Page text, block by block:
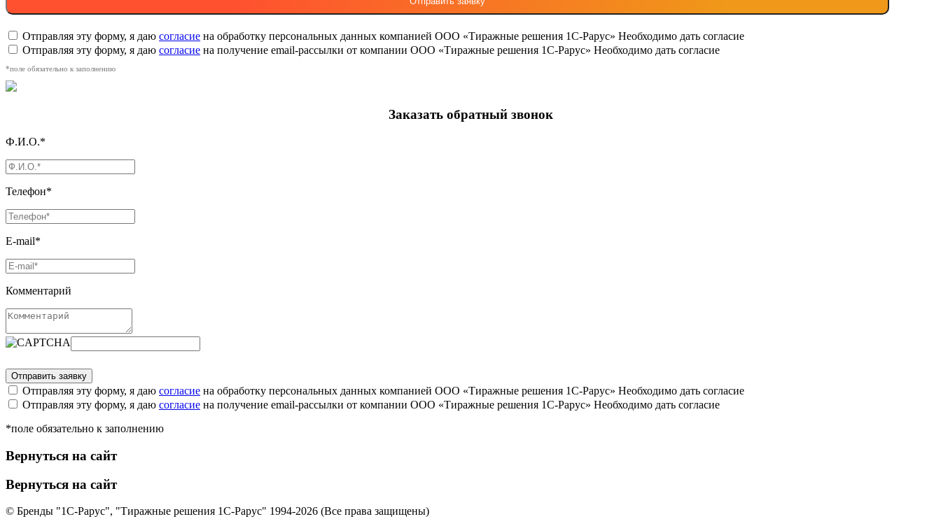
Отправляя эту форму, я даю согласие на обработку персональных данных компанией ООО «Тиражные решения 1С-Рарус» Необходимо дать согласие
Отправляя эту форму, я даю согласие на получение email-рассылки от компании ООО «Тиражные решения 1С-Рарус» Необходимо дать согласие
*поле обязательно к заполнению
Заказать обратный звонок
Ф.И.О.*
Телефон*
E-mail*
Комментарий
Отправляя эту форму, я даю согласие на обработку персональных данных компанией ООО «Тиражные решения 1С-Рарус» Необходимо дать согласие
Отправляя эту форму, я даю согласие на получение email-рассылки от компании ООО «Тиражные решения 1С-Рарус» Необходимо дать согласие
*поле обязательно к заполнению
Вернуться на сайт
Вернуться на сайт
© Бренды "1С-Рарус", "Тиражные решения 1С-Рарус" 1994-2026 (Все права защищены)